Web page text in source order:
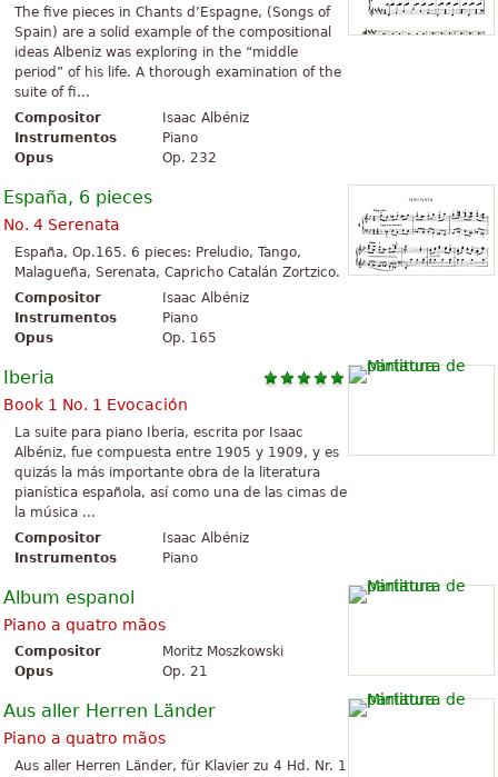
The five pieces in Chants d’Espagne, (Songs of
Spain) are a solid example of the compositional
ideas Albeniz was exploring in the “middle
period” of his life. A thorough examination of the
suite of fi...
Compositor
Isaac Albéniz
Instrumentos
Piano
Opus
Op. 232
España, 6 pieces
No. 4 Serenata
España, Op.165. 6 pieces: Preludio, Tango,
Malagueña, Serenata, Capricho Catalán Zortzico.
Compositor
Isaac Albéniz
Instrumentos
Piano
Opus
Op. 165
Iberia
Book 1 No. 1 Evocación
La suite para piano Iberia, escrita por Isaac
Albéniz, fue compuesta entre 1905 y 1909, y es
quizás la más importante obra de la literatura
pianística española, así como una de las cimas de
la música ...
Compositor
Isaac Albéniz
Instrumentos
Piano
Album espanol
Piano a quatro mãos
Compositor
Moritz Moszkowski
Opus
Op. 21
Aus aller Herren Länder
Piano a quatro mãos
Aus aller Herren Länder, für Klavier zu 4 Hd. Nr. 1